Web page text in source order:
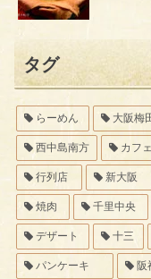
タグ
らーめん 大阪梅
西中島南方 カフェ
行列店 新大阪
焼肉 千里中央
デザート 十三
パンケーキ 阪